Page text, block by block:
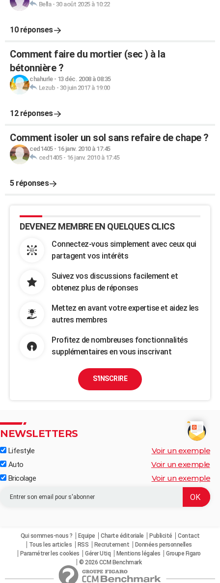
Bella- 30 août 2025 à 10:22
10 réponses
Comment faire du mortier (sec ) à la
bétonnière ?
chahurle- 13 déc. 2008 à 08:35
Lezub - 30 juin 2017 à 19:00
12 réponses
Comment isoler un sol sans refaire de chape ?
ced1405- 16 janv. 2010 à 17:45
ced1405- 16 janv. 2010 à 17:45
5 réponses
DEVENEZ MEMBRE EN QUELQUES CLICS
Connectez-vous simplement avec ceux qui
partagent vos intérêts
Suivez vos discussions facilement et
obtenez plus de réponses
Mettez en avant votre expertise et aidez les
autres membres
Profitez de nombreuses fonctionnalités
supplémentaires en vous inscrivant
S'INSCRIRE
NEWSLETTERS
Lifestyle Voir un exemple
Auto Voir un exemple
Bricolage Voir un exemple
Qui sommes-nous ? Equipe Charte éditoriale Publicité
Contact
Tous les articles
RSS Recrutement
Données personnelles
Paramétrer les cookies
Gérer Utiq Mentions légales
Groupe Figaro
© 2026 CCM Benchmark